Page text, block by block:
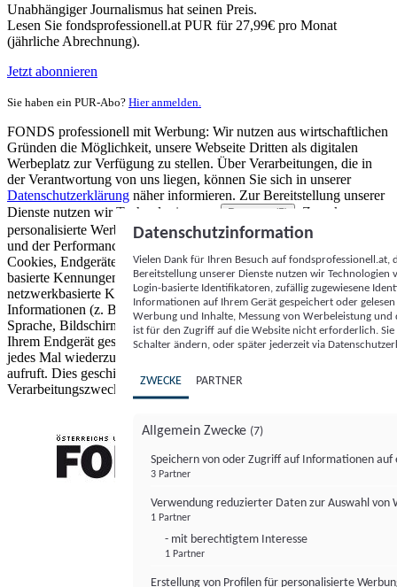
Unabhängiger Journalismus hat seinen Preis.
Lesen Sie fondsprofessionell.at PUR für 27,99€ pro Monat
(jährliche Abrechnung).
Jetzt abonnieren
Sie haben ein PUR-Abo? Hier anmelden.
FONDS professionell mit Werbung: Wir nutzen aus wirtschaftlichen
Gründen die Möglichkeit, unsere Webseite Dritten als digitalen
Werbeplatz zur Verfügung zu stellen. Über Verarbeitungen, die in
der Verantwortung von uns liegen, können Sie sich in unserer
Datenschutzerklärung näher informieren. Zur Bereitstellung unserer
Dienste nutzen wir Technologien von
Partnern (5)
. Zwecke:
personalisierte Werbung und Inhalte, Messung von Werbeleistung
und der Performance von Inhalten sowie Zielgruppenforschung.
Cookies, Endgeräte- oder ähnliche Online-Kennungen (z. B. login-
basierte Kennungen, zufällig generierte Kennungen,
netzwerkbasierte Kennungen) können zusammen mit anderen
Informationen (z. B. Browsertyp und Browserinformationen,
Sprache, Bildschirmgröße, unterstützte Technologien usw.) auf
Ihrem Endgerät gespeichert oder von dort ausgelesen werden, um es
jedes Mal wiederzuerkennen, wenn es eine App oder einer Webseite
aufruft. Dies geschieht für einen oder mehrere der hier aufgeführten
Verarbeitungszwecke.
Datenschutzinformation
Vielen Dank für Ihren Besuch auf
Bereitstellung unserer Dienste nutzen wir Technologien
Login-basierte Identifikatoren, zufällig zugewiesene
Informationen auf Ihrem Gerät gespeichert oder
Werbung und Inhalte, Messung von Werbeleistung
ist für den Zugriff auf die Website nicht erforderlich.
Schalter ändern, oder später jederzeit via
ZWECKE PARTNER
Allgemein Zwecke (7)
Speichern von oder Zugriff auf Informationen auf
3 Partner
Verwendung reduzierter Daten zur Auswahl von
1 Partner
- mit berechtigtem Interesse
1 Partner
Erstellung von Profilen für personalisierte
FONDS professionell